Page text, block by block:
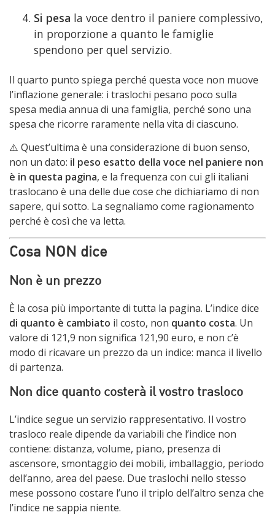
Si pesa la voce dentro il paniere complessivo,
in proporzione a quanto le famiglie
spendono per quel servizio.
Il quarto punto spiega perché questa voce non muove
l’inflazione generale: i traslochi pesano poco sulla
spesa media annua di una famiglia, perché sono una
spesa che ricorre raramente nella vita di ciascuno.
⚠️ Quest’ultima è una considerazione di buon senso,
non un dato: il peso esatto della voce nel paniere non
è in questa pagina, e la frequenza con cui gli italiani
traslocano è una delle due cose che dichiariamo di non
sapere, qui sotto. La segnaliamo come ragionamento
perché è così che va letta.
Cosa NON dice
Non è un prezzo
È la cosa più importante di tutta la pagina. L’indice dice
di quanto è cambiato il costo, non quanto costa. Un
valore di 121,9 non significa 121,90 euro, e non c’è
modo di ricavare un prezzo da un indice: manca il livello
di partenza.
Non dice quanto costerà il vostro trasloco
L’indice segue un servizio rappresentativo. Il vostro
trasloco reale dipende da variabili che l’indice non
contiene: distanza, volume, piano, presenza di
ascensore, smontaggio dei mobili, imballaggio, periodo
dell’anno, area del paese. Due traslochi nello stesso
mese possono costare l’uno il triplo dell’altro senza che
l’indice ne sappia niente.